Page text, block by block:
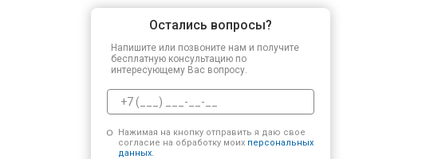
Остались вопросы?
Напишите или позвоните нам и получите
бесплатную консультацию по
интересующему Вас вопросу.
Нажимая на кнопку отправить я даю свое
согласие на обработку моих персональных
данных.